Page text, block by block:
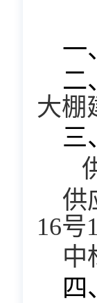
一
二
大棚
三
供
16号
中
四